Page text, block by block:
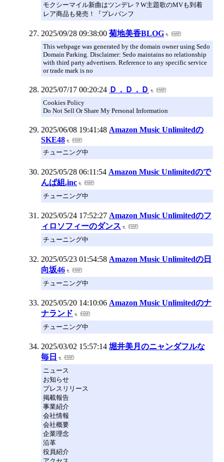
モクシーマイル新曲はツンデレ？W主題歌のMVも到着
レア商品も発売！『プレバンフ
2025/09/28 09:38:00 菊地美香BLOG
This webpage was generated by the domain owner using Sedo
Domain Parking. Disclaimer: Sedo maintains no relationship
with third party advertisers. Reference to any specific service
or trade mark is no
2025/07/17 00:20:24 Ｄ．Ｄ．Ｄ
Cookies Policy
Do Not Sell Or Share My Personal Information
2025/06/08 19:41:48 Amazon Music Unlimitedの
SKE48
チューニング中
2025/05/28 06:11:54 Amazon Music Unlimitedので
んぱ組.inc
チューニング中
2025/05/24 17:52:27 Amazon Music Unlimitedのフ
ィロソフィーのダンス
チューニング中
2025/05/23 01:54:58 Amazon Music Unlimitedの日
向坂46
チューニング中
2025/05/20 14:10:06 Amazon Music Unlimitedのナ
ナランド
チューニング中
2025/03/02 15:57:14 堀井美月のニャンダフルな
毎日
ニュース
お知らせ
プレスリリース
掲載報告
事業紹介
会社情報
会社概要
企業理念
沿革
役員紹介